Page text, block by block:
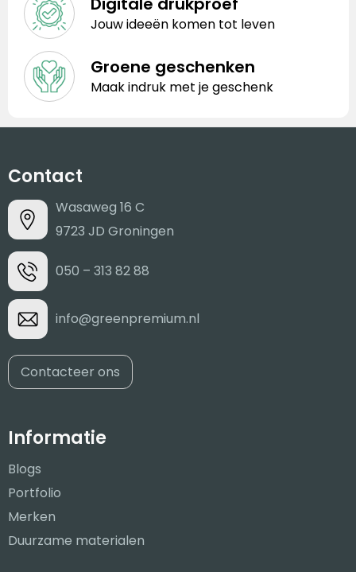
Jouw ideeën komen tot leven
Groene geschenken
Maak indruk met je geschenk
Contact
Wasaweg 16 C
9723 JD Groningen
050 – 313 82 88
info@greenpremium.nl
Contacteer ons
Informatie
Blogs
Portfolio
Merken
Duurzame materialen